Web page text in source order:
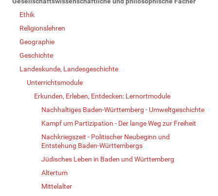
Ethik
Religionslehren
Geographie
Geschichte
Landeskunde, Landesgeschichte
Unterrichtsmodule
Erkunden, Erleben, Entdecken: Lernortmodule
Nachhaltiges Baden-Württemberg - Umweltgeschichte
Kampf um Partizipation - Der lange Weg zur Freiheit
Nachkriegszeit - Politischer Neubeginn und
Entstehung Baden-Württembergs
Jüdisches Leben in Baden und Württemberg
Altertum
Mittelalter